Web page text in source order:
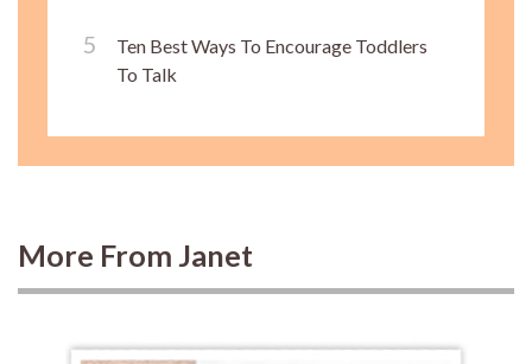
Ten Best Ways To Encourage Toddlers
To Talk
More From Janet